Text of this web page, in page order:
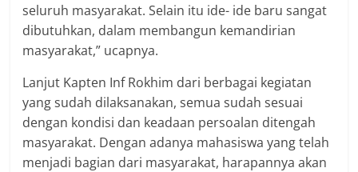
seluruh masyarakat. Selain itu ide- ide baru sangat
dibutuhkan, dalam membangun kemandirian
masyarakat,” ucapnya.
Lanjut Kapten Inf Rokhim dari berbagai kegiatan
yang sudah dilaksanakan, semua sudah sesuai
dengan kondisi dan keadaan persoalan ditengah
masyarakat. Dengan adanya mahasiswa yang telah
menjadi bagian dari masyarakat, harapannya akan